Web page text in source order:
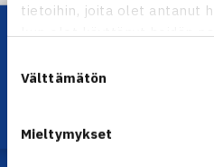
tietoihin, joita olet antanut
valinta
Välttämätön
Mieltymykset
Lataa OmaTennis!